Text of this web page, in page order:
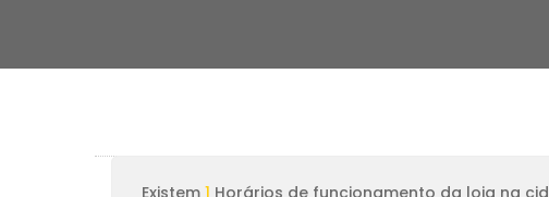
Existem 1 Horários de funcionamento da loja na